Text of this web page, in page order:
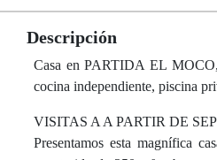
Descripción
Casa en PARTIDA EL MOCO,
cocina independiente, piscina
VISITAS A A PARTIR DE
Presentamos esta magnífica